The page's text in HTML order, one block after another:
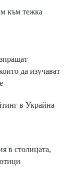
към тежка
да изучават
в Украйна
в столицата,